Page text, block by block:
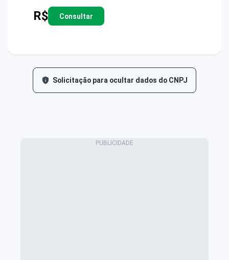
R$ Consultar
Solicitação para ocultar dados do CNPJ